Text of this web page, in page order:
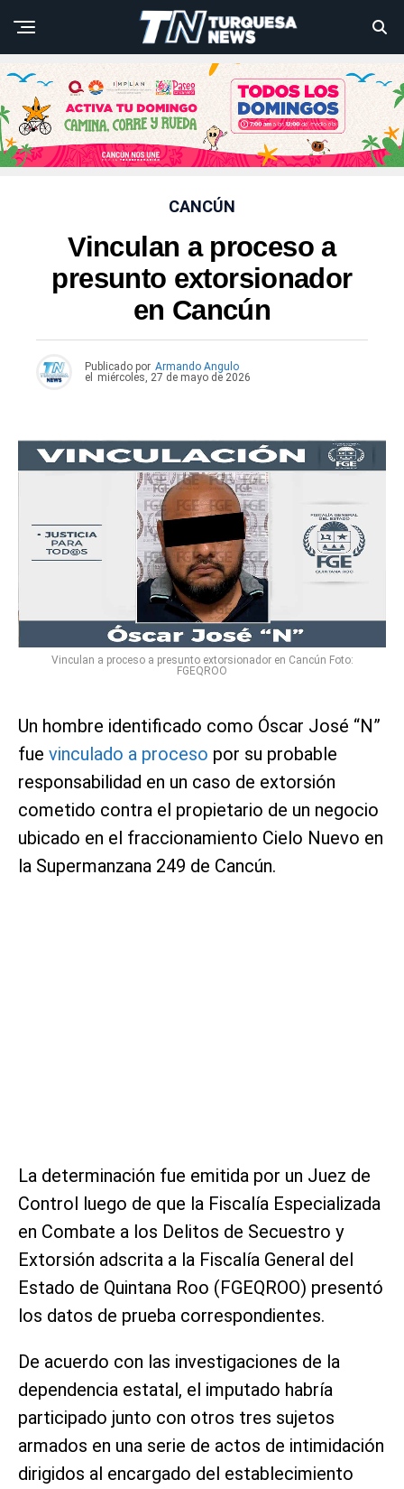
CANCÚN
Vinculan a proceso a
presunto extorsionador
en Cancún
Publicado por Armando Angulo
el
miércoles, 27 de mayo de 2026
Vinculan a proceso a presunto extorsionador en Cancún Foto:
FGEQROO
Un hombre identificado como Óscar José “N”
fue vinculado a proceso por su probable
responsabilidad en un caso de extorsión
cometido contra el propietario de un negocio
ubicado en el fraccionamiento Cielo Nuevo en
la Supermanzana 249 de Cancún.
La determinación fue emitida por un Juez de
Control luego de que la Fiscalía Especializada
en Combate a los Delitos de Secuestro y
Extorsión adscrita a la Fiscalía General del
Estado de Quintana Roo (FGEQROO) presentó
los datos de prueba correspondientes.
De acuerdo con las investigaciones de la
dependencia estatal, el imputado habría
participado junto con otros tres sujetos
armados en una serie de actos de intimidación
dirigidos al encargado del establecimiento